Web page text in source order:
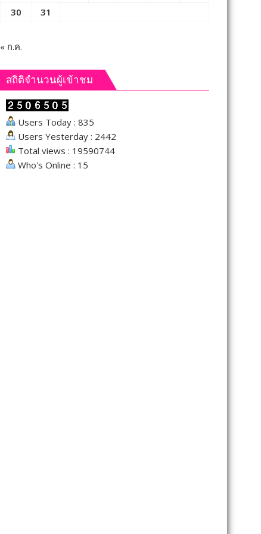
30
31
« ก.ค.
สถิติจำนวนผู้เข้าชม
Users Today : 835
Users Yesterday : 2442
Total views : 19590744
Who's Online : 15